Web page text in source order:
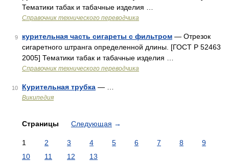
Тематики табак и табачные изделия …
Справочник технического переводчика
9 курительная часть сигареты с фильтром — Отрезок
сигаретного штранга определенной длины. [ГОСТ Р 52463
2005] Тематики табак и табачные изделия …
Справочник технического переводчика
10 Курительная трубка — …
Википедия
Страницы Следующая →
1 2 3 4 5 6 7 8
9
10
11 12 13